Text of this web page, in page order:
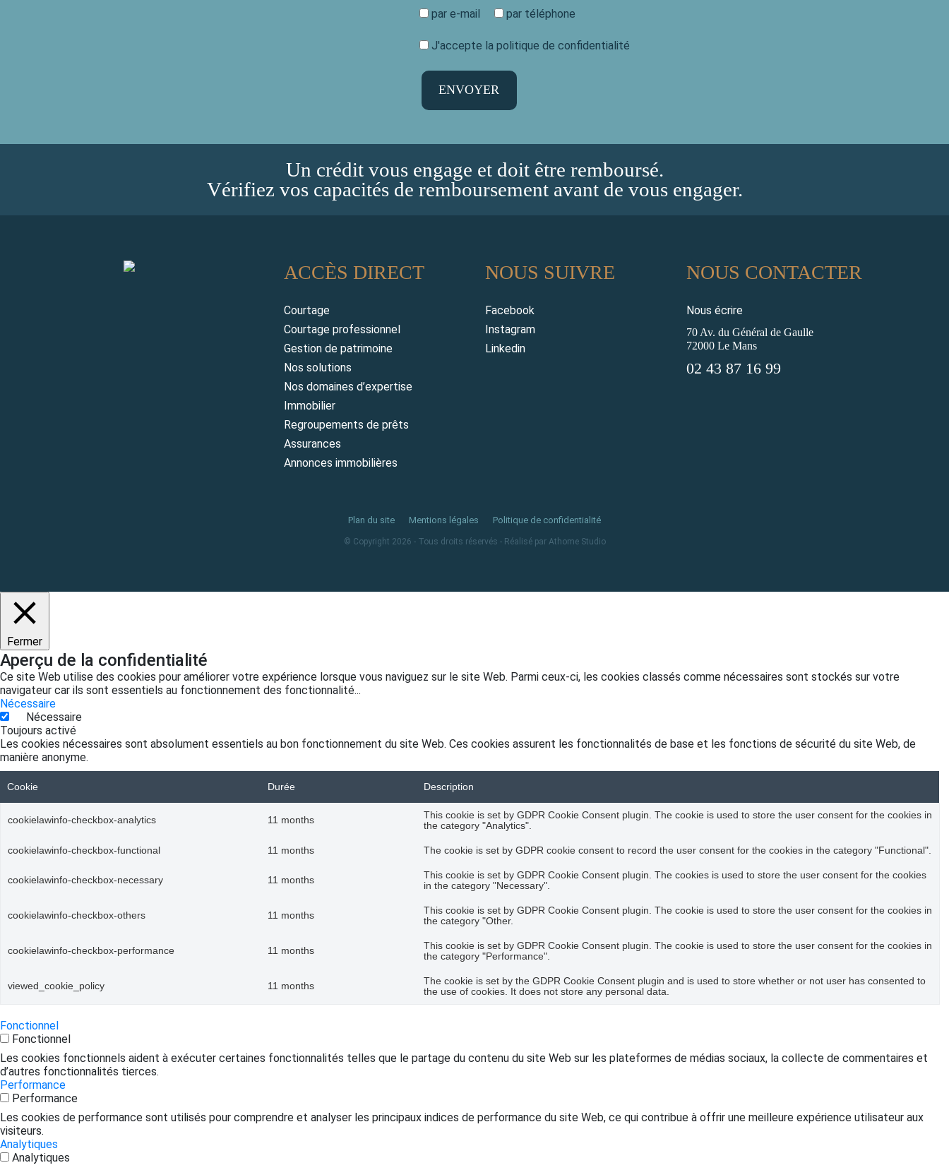
par e-mail par téléphone
J'accepte la politique de confidentialité
Un crédit vous engage et doit être remboursé.
Vérifiez vos capacités de remboursement avant de vous engager.
ACCÈS DIRECT
Courtage
Courtage professionnel
Gestion de patrimoine
Nos solutions
Nos domaines d’expertise
Immobilier
Regroupements de prêts
Assurances
Annonces immobilières
NOUS SUIVRE
Facebook
Instagram
Linkedin
NOUS CONTACTER
Nous écrire
70 Av. du Général de Gaulle
72000 Le Mans
02 43 87 16 99
Plan du site Mentions légales Politique de confidentialité
© Copyright 2026 - Tous droits réservés - Réalisé par Athome Studio
Fermer
Aperçu de la confidentialité
Ce site Web utilise des cookies pour améliorer votre expérience lorsque vous naviguez sur le site Web. Parmi ceux-ci, les cookies classés comme nécessaires sont stockés sur votre
navigateur car ils sont essentiels au fonctionnement des fonctionnalité...
Nécessaire
Nécessaire
Toujours activé
Les cookies nécessaires sont absolument essentiels au bon fonctionnement du site Web. Ces cookies assurent les fonctionnalités de base et les fonctions de sécurité du site Web, de
manière anonyme.
Cookie Durée Description
cookielawinfo-checkbox-analytics 11 months
This cookie is set by GDPR Cookie Consent plugin. The cookie is used to store the user consent for the cookies in
the category "Analytics".
cookielawinfo-checkbox-functional 11 months The cookie is set by GDPR cookie consent to record the user consent for the cookies in the category "Functional".
cookielawinfo-checkbox-necessary 11 months
This cookie is set by GDPR Cookie Consent plugin. The cookies is used to store the user consent for the cookies
in the category "Necessary".
cookielawinfo-checkbox-others 11 months
This cookie is set by GDPR Cookie Consent plugin. The cookie is used to store the user consent for the cookies in
the category "Other.
cookielawinfo-checkbox-performance 11 months
This cookie is set by GDPR Cookie Consent plugin. The cookie is used to store the user consent for the cookies in
the category "Performance".
viewed_cookie_policy 11 months
The cookie is set by the GDPR Cookie Consent plugin and is used to store whether or not user has consented to
the use of cookies. It does not store any personal data.
Fonctionnel
Fonctionnel
Les cookies fonctionnels aident à exécuter certaines fonctionnalités telles que le partage du contenu du site Web sur les plateformes de médias sociaux, la collecte de commentaires et
d’autres fonctionnalités tierces.
Performance
Performance
Les cookies de performance sont utilisés pour comprendre et analyser les principaux indices de performance du site Web, ce qui contribue à offrir une meilleure expérience utilisateur aux
visiteurs.
Analytiques
Analytiques